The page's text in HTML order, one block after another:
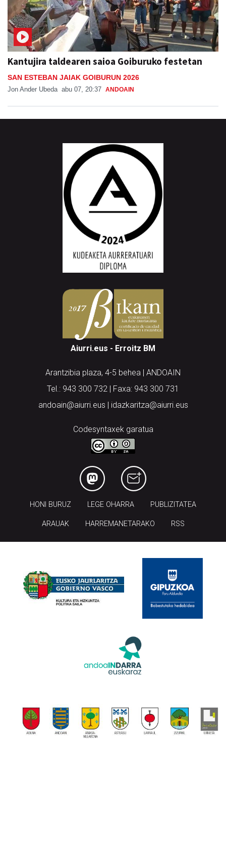
Kantujira taldearen saioa Goiburuko festetan
SAN ESTEBAN JAIAK GOIBURUN 2026
Jon Ander Ubeda abu 07, 20:37 ANDOAIN
Aiurri.eus - Erroitz BM
Arantzibia plaza, 4-5 behea | ANDOAIN
Tel.: 943 300 732 | Faxa: 943 300 731
andoain@aiurri.eus | idazkaritza@aiurri.eus
Codesyntaxek garatua
HONI BURUZ LEGE OHARRA PUBLIZITATEA
ARAUAK HARREMANETARAKO RSS